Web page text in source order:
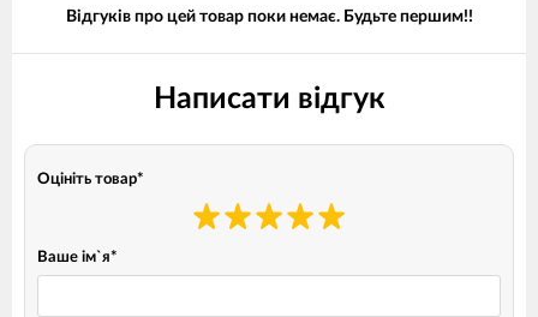
Відгуків про цей товар поки немає. Будьте першим!!
Написати відгук
Оцініть товар*
Ваше ім`я*